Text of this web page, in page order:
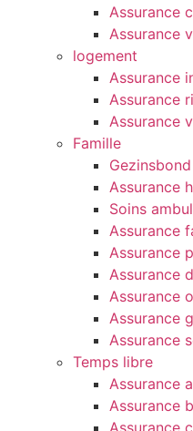
Assurance
Assurance
logement
Assurance
Assurance
Assurance
Famille
Gezinsbond
Assurance
Soins
Assurance
Assurance
Assurance
Assurance
Assurance
Assurance
Temps libre
Assurance
Assurance
Assurance